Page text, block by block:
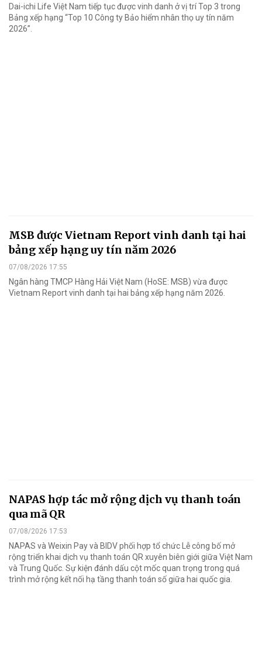
Dai-ichi Life Việt Nam tiếp tục được vinh danh ở vị trí Top 3 trong
Bảng xếp hạng “Top 10 Công ty Bảo hiểm nhân thọ uy tín năm
2026”.
MSB được Vietnam Report vinh danh tại hai
bảng xếp hạng uy tín năm 2026
07/08/2026 17:55
Ngân hàng TMCP Hàng Hải Việt Nam (HoSE: MSB) vừa được
Vietnam Report vinh danh tại hai bảng xếp hạng năm 2026.
NAPAS hợp tác mở rộng dịch vụ thanh toán
qua mã QR
07/08/2026 17:53
NAPAS và Weixin Pay và BIDV phối hợp tổ chức Lễ công bố mở
rộng triển khai dịch vụ thanh toán QR xuyên biên giới giữa Việt Nam
và Trung Quốc. Sự kiện đánh dấu cột mốc quan trọng trong quá
trình mở rộng kết nối hạ tầng thanh toán số giữa hai quốc gia.